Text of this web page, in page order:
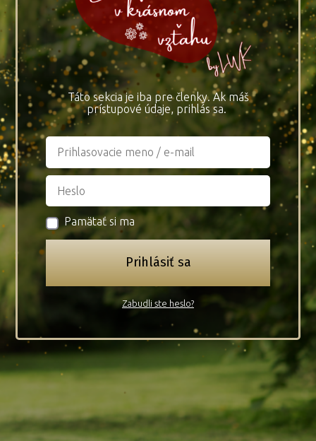
Táto sekcia je iba pre členky. Ak máš
prístupové údaje, prihlás sa.
Pamätať si ma
Prihlásiť sa
Zabudli ste heslo?